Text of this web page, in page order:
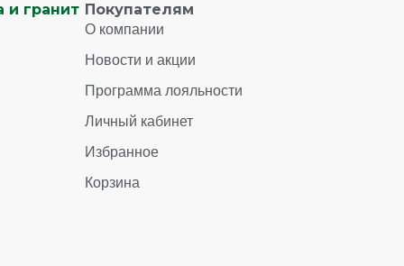
и гранит Покупателям
О компании
Новости и акции
Программа лояльности
Личный кабинет
Избранное
Корзина